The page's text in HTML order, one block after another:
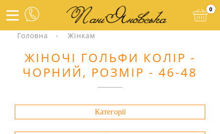
0
Головна Жінкам
ЖІНОЧІ ГОЛЬФИ КОЛІР -
ЧОРНИЙ, РОЗМІР - 46-48
Категорії